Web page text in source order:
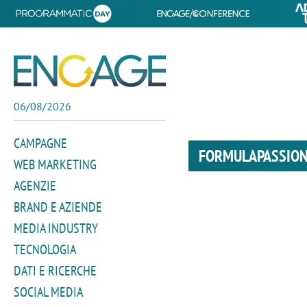
06/08/2026
CAMPAGNE
WEB MARKETING
AGENZIE
BRAND E AZIENDE
MEDIA INDUSTRY
TECNOLOGIA
DATI E RICERCHE
SOCIAL MEDIA